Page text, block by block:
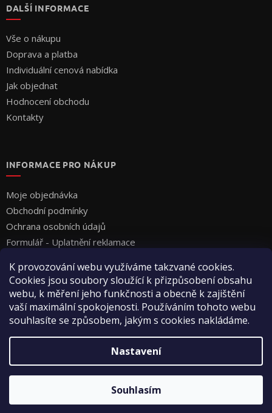
K provozování webu využíváme takzvané cookies.
Cookies jsou soubory sloužící k přizpůsobení obsahu
webu, k měření jeho funkčnosti a obecně k zajištění
vaší maximální spokojenosti. Používáním tohoto webu
souhlasíte se způsobem, jakým s cookies nakládáme.
Nastavení
Souhlasím
DALŠÍ INFORMACE
Vše o nákupu
Doprava a platba
Individuální cenová nabídka
Jak objednat
Hodnocení obchodu
Kontakty
INFORMACE PRO NÁKUP
Moje objednávka
Obchodní podmínky
Ochrana osobních údajů
Formulář - Uplatnění reklamace
Vytvořil Shoptet
Copyright 2026Vyza Professional s.r.o.. Všechna práva
vyhrazena.